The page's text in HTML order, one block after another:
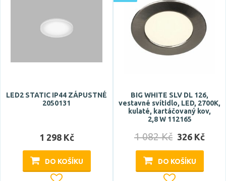
IP30
IP40
Zobrazit více
LED2 STATIC IP44 ZÁPUSTNÉ
2050131
1 298 Kč
DO KOŠÍKU
BIG WHITE SLV DL 126,
vestavné svítidlo, LED, 2700K,
kulaté, kartáčovaný kov,
2,8 W 112165
1 082 Kč 326 Kč
DO KOŠÍKU